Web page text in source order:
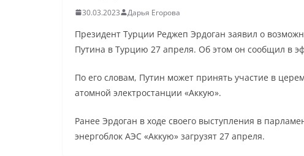
30.03.2023 Дарья Егорова
Президент Турции Реджеп Эрдоган заявил о
Путина в Турцию 27 апреля. Об этом он сообщил в
По его словам, Путин может принять участие в
атомной электростанции «Аккую».
Ранее Эрдоган в ходе своего выступления в
энергоблок АЭС «Аккую» загрузят 27 апреля.